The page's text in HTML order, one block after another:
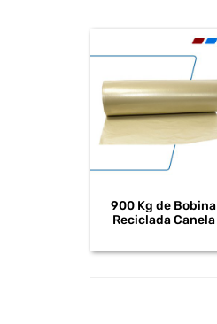
900 Kg de Bobina
Reciclada Canela